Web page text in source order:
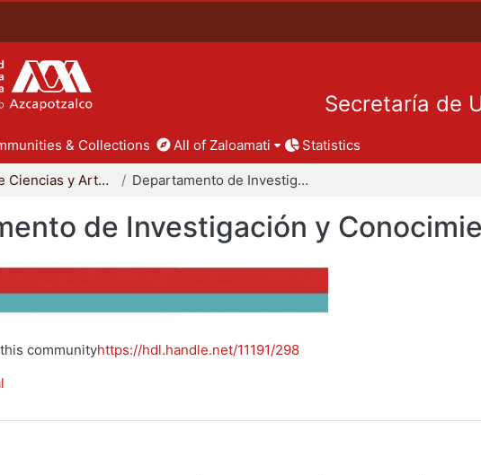
Secretaría de
& Collections All of Zaloamati Statistics
División de Ciencias y Artes para el Diseño Departamento de Investigación y Conocimiento para el Diseño
de Investigación y
communityhttps://hdl.handle.net/11191/298